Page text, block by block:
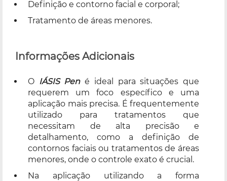
Definição e contorno facial e corporal;
Tratamento de áreas menores.
Informações Adicionais
O IÁSIS Pené ideal para situações que
requerem um foco específico e uma
aplicação mais precisa. É frequentemente
utilizado para tratamentos que
necessitam de alta precisão e
detalhamento, como a definição de
contornos faciais ou tratamentos de áreas
menores, onde o controle exato é crucial.
Na aplicação utilizando a forma